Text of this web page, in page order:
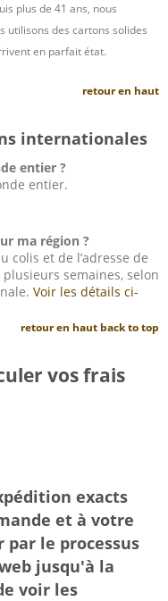
plus de 41 ans, nous
utilisons des cartons solides
en parfait état.
retour en haut
internationales
entier ?
entier.
ma région ?
colis et de l’adresse de
semaines, selon
Voir les détails ci-
retour en haut back to top
vos frais
exacts
et à votre
par le processus
jusqu'à la
voir les